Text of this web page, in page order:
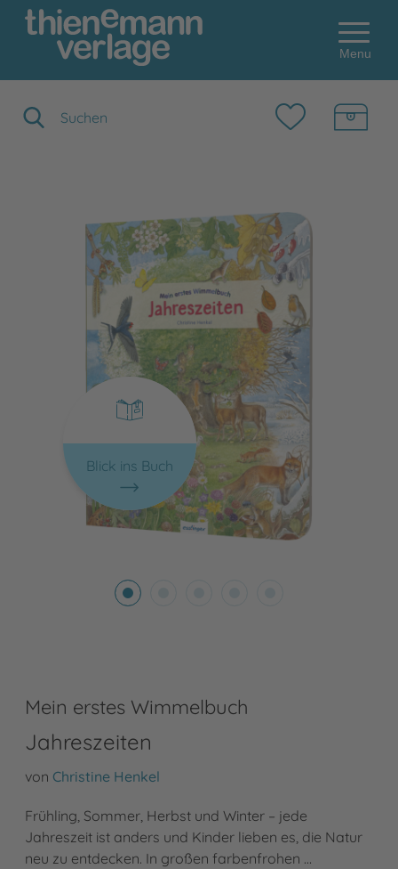
Menu
Blick ins Buch
Mein erstes Wimmelbuch
Jahreszeiten
von Christine Henkel
Frühling, Sommer, Herbst und Winter – jede
Jahreszeit ist anders und Kinder lieben es, die Natur
neu zu entdecken. In großen farbenfrohen …